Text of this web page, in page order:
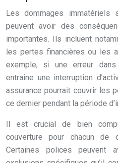
Les dommages immatériels
peuvent avoir des
importantes. Ils incluent
les pertes financières ou les
exemple, si une erreur
entraîne une interruption
assurance pourrait couvrir les
ce dernier pendant la période
Il est crucial de bien
couverture pour chacun de
Certaines polices